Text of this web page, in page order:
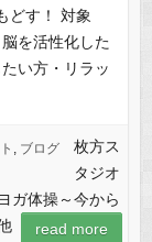
どす！ 対象
を活性化した
い方・リラッ
, ブログ
枚方ス
タジオ
ガ体操～今から
read more